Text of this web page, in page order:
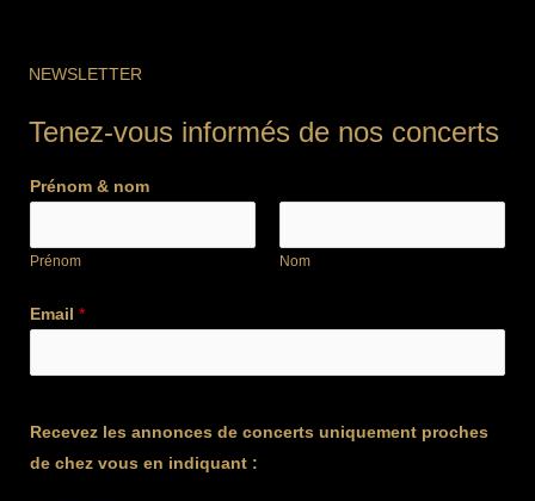
NEWSLETTER
Tenez-vous informés de nos concerts
Prénom & nom
Prénom Nom
Email *
Recevez les annonces de concerts uniquement proches
de chez vous en indiquant :